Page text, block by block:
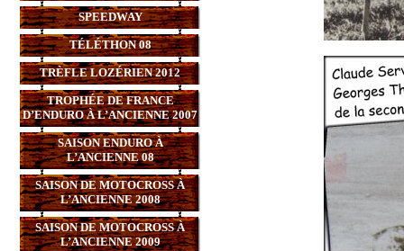
SPEEDWAY
TÉLÉTHON 08
TRÈFLE LOZÉRIEN 2012
TROPHÉE DE FRANCE
D’ENDURO À L’ANCIENNE 2007
SAISON ENDURO À
L’ANCIENNE 08
SAISON DE MOTOCROSS À
L’ANCIENNE 2008
SAISON DE MOTOCROSS À
L’ANCIENNE 2009